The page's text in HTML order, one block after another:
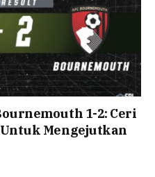
1-2: Ceri
Mengejutkan